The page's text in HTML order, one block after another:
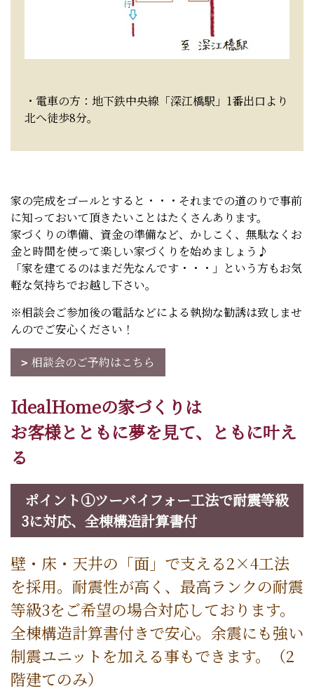
・電車の方：地下鉄中央線「深江橋駅」1番出口より
北へ徒歩8分。
家の完成をゴールとすると・・・それまでの道のりで事前
に知っておいて頂きたいことはたくさんあります。
家づくりの準備、資金の準備など、かしこく、無駄なくお
金と時間を使って楽しい家づくりを始めましょう♪
「家を建てるのはまだ先なんです・・・」という方もお気
軽な気持ちでお越し下さい。
※相談会ご参加後の電話などによる執拗な勧誘は致しませ
んのでご安心ください！
相談会のご予約はこちら
IdealHomeの家づくりは
お客様とともに夢を見て、ともに叶え
る
ポイント①ツーバイフォー工法で耐震等級
3に対応、全棟構造計算書付
壁・床・天井の「面」で支える2×4工法
を採用。耐震性が高く、最高ランクの耐震
等級3をご希望の場合対応しております。
全棟構造計算書付きで安心。余震にも強い
制震ユニットを加える事もできます。（2
階建てのみ）